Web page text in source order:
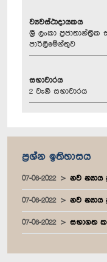
ව්‍යවස්ථාදායකය
ශ්‍රී ලංකා
පාර්ලිමේන්තුව
සභාවාරය
2 වැනි සභාවාරය
ප්‍රශ්න ඉතිහාසය
07-06-2022 නව
07-06-2022 නව
07-06-2022 සභාගත